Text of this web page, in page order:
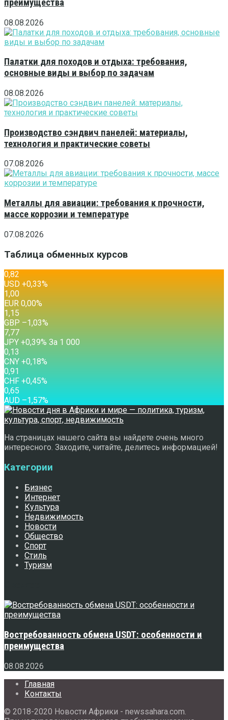
преимущества
08.08.2026
Палатки для походов и отдыха: требования,
основные виды и выбор по задачам
08.08.2026
Производство сэндвич панелей: материалы,
технология и практические советы
07.08.2026
Металлы для авиации: требования к прочности,
массе коррозии и температуре
07.08.2026
Таблица обменных курсов
0,82
USD +0,33%
1,00
EUR 0,00%
1,15
GBP –1,03%
7,77
JPY +0,39% За 1 000
0,13
CNY +0,18%
0,91
CHF +0,45%
0,65
AUD –1,57%
На страницах нашего сайта вы найдете очень много
интересного. Заходите, читайте, делитесь информацией!
Категории
Бизнес
Интернет
Культура
Недвижимость
Новости
Общество
Спорт
Стиль
Туризм
Востребованность обмена USDT: особенности и
преимущества
08.08.2026
Главная
Контакты
© 2018-2020 Новости Африки - newssahara.com.